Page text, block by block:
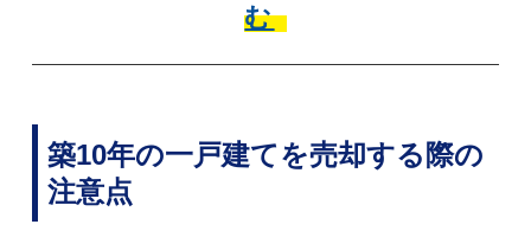
む
築10年の一戸建てを売却する際の
注意点